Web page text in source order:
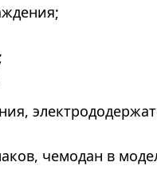
чемодан в